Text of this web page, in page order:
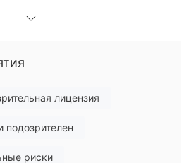
инвестиций трейдеров.
что свидетельствует о
лицензия
подозрителен
риски